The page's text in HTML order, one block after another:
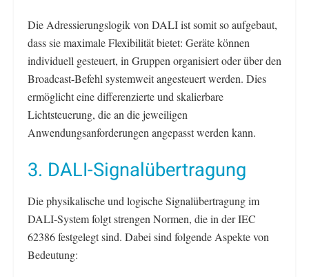
Die Adressierungslogik von DALI ist somit so aufgebaut,
dass sie maximale Flexibilität bietet: Geräte können
individuell gesteuert, in Gruppen organisiert oder über den
Broadcast-Befehl systemweit angesteuert werden. Dies
ermöglicht eine differenzierte und skalierbare
Lichtsteuerung, die an die jeweiligen
Anwendungsanforderungen angepasst werden kann.
3. DALI-Signalübertragung
Die physikalische und logische Signalübertragung im
DALI-System folgt strengen Normen, die in der IEC
62386 festgelegt sind. Dabei sind folgende Aspekte von
Bedeutung: